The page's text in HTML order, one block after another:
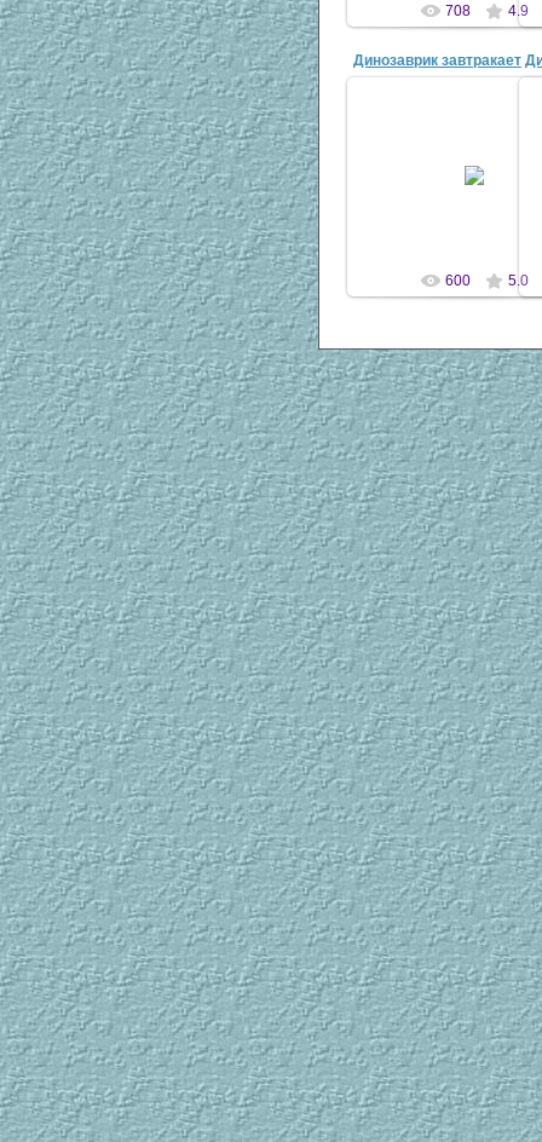
708 4.9
Динозаврик завтракает
600 5.0